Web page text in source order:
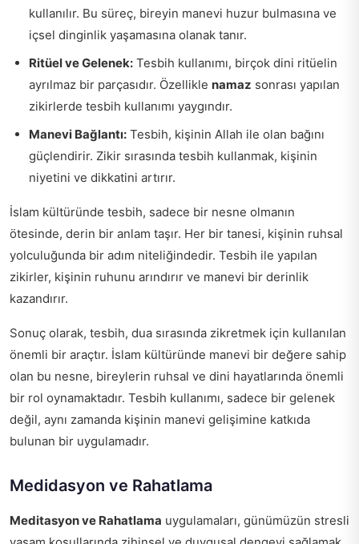
kullanılır. Bu süreç, bireyin manevi huzur bulmasına ve
içsel dinginlik yaşamasına olanak tanır.
Ritüel ve Gelenek: Tesbih kullanımı, birçok dini ritüelin
ayrılmaz bir parçasıdır. Özellikle namaz sonrası yapılan
zikirlerde tesbih kullanımı yaygındır.
Manevi Bağlantı: Tesbih, kişinin Allah ile olan bağını
güçlendirir. Zikir sırasında tesbih kullanmak, kişinin
niyetini ve dikkatini artırır.
İslam kültüründe tesbih, sadece bir nesne olmanın
ötesinde, derin bir anlam taşır. Her bir tanesi, kişinin ruhsal
yolculuğunda bir adım niteliğindedir. Tesbih ile yapılan
zikirler, kişinin ruhunu arındırır ve manevi bir derinlik
kazandırır.
Sonuç olarak, tesbih, dua sırasında zikretmek için kullanılan
önemli bir araçtır. İslam kültüründe manevi bir değere sahip
olan bu nesne, bireylerin ruhsal ve dini hayatlarında önemli
bir rol oynamaktadır. Tesbih kullanımı, sadece bir gelenek
değil, aynı zamanda kişinin manevi gelişimine katkıda
bulunan bir uygulamadır.
Medidasyon ve Rahatlama
Meditasyon ve Rahatlama uygulamaları, günümüzün stresli